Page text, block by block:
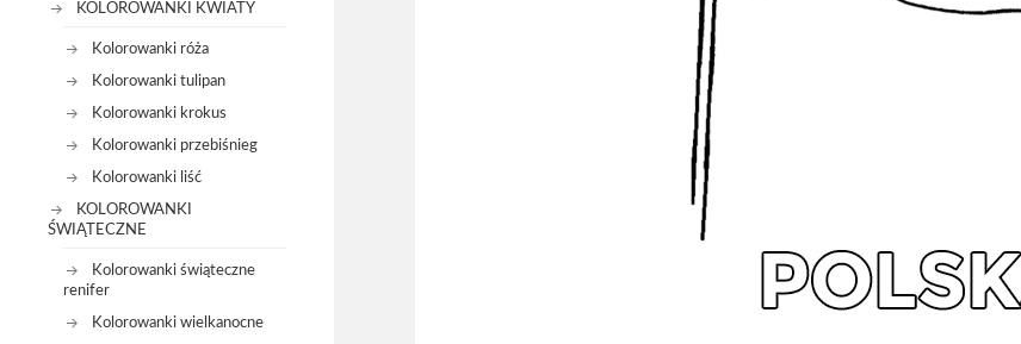
KOLOROWANKI KWIATY
Kolorowanki róża
Kolorowanki tulipan
Kolorowanki krokus
Kolorowanki przebiśnieg
Kolorowanki liść
KOLOROWANKI
ŚWIĄTECZNE
Kolorowanki świąteczne
renifer
Kolorowanki wielkanocne